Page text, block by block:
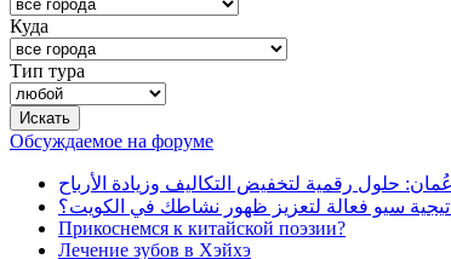
Куда
Тип тура
Обсуждаемое на форуме
حلول رقمية لتخفيض التكاليف وزيادة الأرباح
سيو فعالة لتعزيز ظهور نشاطك في الكويت؟
Прикоснемся к китайской поэзии?
Лечение зубов в Хэйхэ